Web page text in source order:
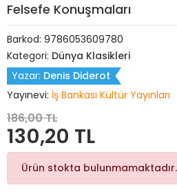
Felsefe Konuşmaları
Barkod: 9786053609780
Kategori: Dünya Klasikleri
Yazar: Denis Diderot
Yayınevi: İş Bankası Kültür Yayınları
186,00 TL
130,20 TL
Ürün stokta bulunmamaktadır.